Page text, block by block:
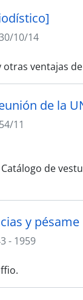
10/14
ventajas
11
de
- 1959